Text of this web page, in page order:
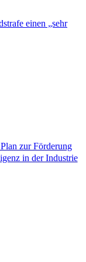
einen „sehr
zur Förderung
in der Industrie